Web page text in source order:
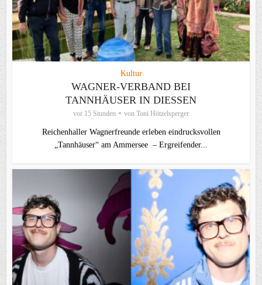
Kultur
WAGNER-VERBAND BEI
TANNHÄUSER IN DIESSEN
vor 15 Stunden von Toni Hötzelsperger
Reichenhaller Wagnerfreunde erleben eindrucksvollen
„Tannhäuser“ am Ammersee – Ergreifender...